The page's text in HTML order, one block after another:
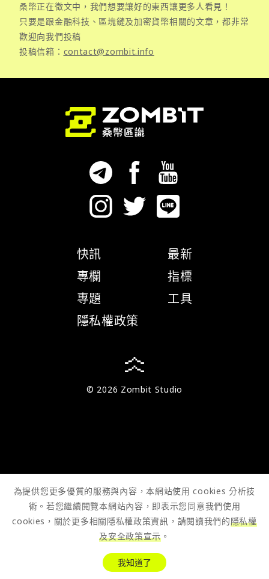
桑幣正在徵文中，我們想要讓好的東西讓更多人看見！
只要是跟金融科技、區塊鏈及加密貨幣相關的文章，都非常
歡迎向我們投稿
投稿信箱： contact@zombit.info
快訊
專欄
專題
隱私權政策
最新
指標
工具
© 2026 Zombit Studio
為提供您更多優質的服務與內容，本網站使用 cookies 分析技
術。若您繼續閱覽本網站內容，即表示您同意我們使用
cookies，關於更多相關隱私權政策資訊，請閱讀我們的隱私權
及安全政策宣示 。
我知道了